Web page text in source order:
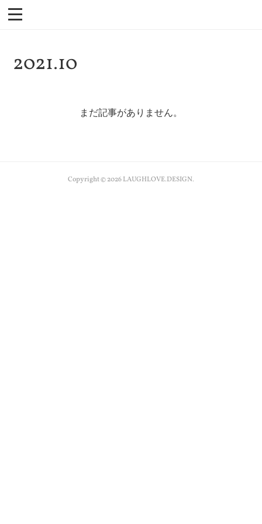
2021.10
まだ記事がありません。
Copyright ©2026LAUGHLOVE.DESIGN.